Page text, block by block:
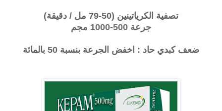
تصفية الكرياتينين (50-79 مل / دقيقة)
جرعة 500-1000 مجم
ضعف كبدي حاد : اخفض الجرعة بنسبة 50 بالمائة